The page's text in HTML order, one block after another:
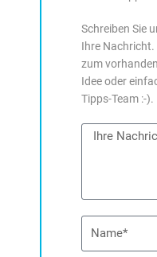
Schreiben Sie
Ihre Nachricht.
zum
Idee oder
Tipps-Team :-).
Nachricht